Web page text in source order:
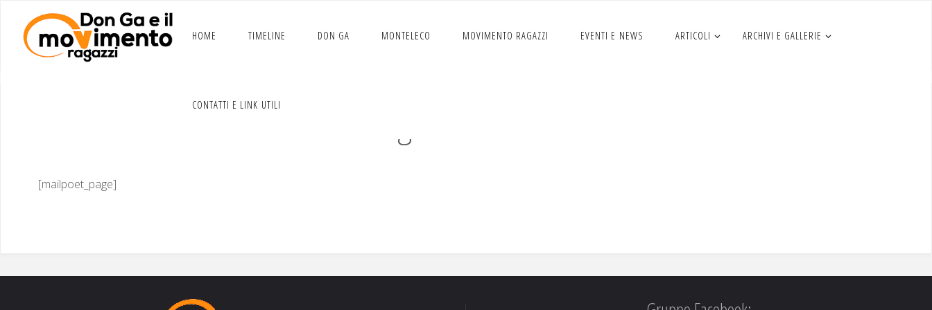
contenuto
HOME TIMELINE DON GA MONTELECO MOVIMENTO RAGAZZI EVENTI E NEWS ARTICOLI ARCHIVI E GALLERIE
CONTATTI E LINK UTILI
[mailpoet_page]